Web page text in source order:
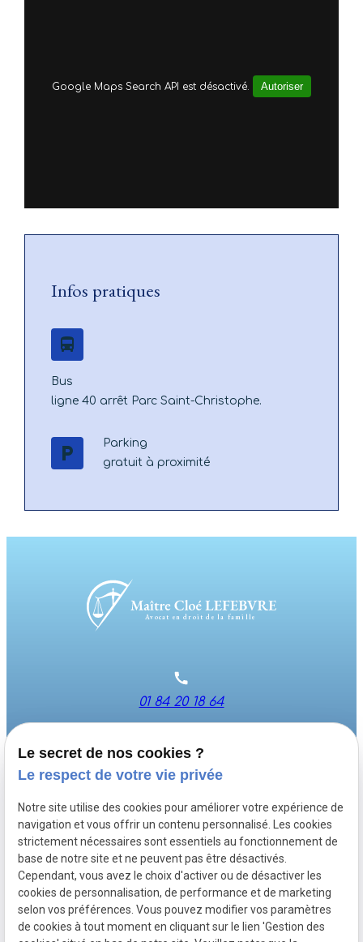
Google Maps Search API est désactivé. Autoriser
Infos pratiques
directions_bus
Bus
ligne 40 arrêt Parc Saint-Christophe.
local_parking
Parking
gratuit à proximité
Avocat en droit de la famille
01 84 20 18 64
19 Rue Carnot-95300 PONTOISE
Du lundi au vendredi de : 9h - 18h
SIRET :84514655400041
Mentions
Politique de
Plan du
Gestion
Le secret de nos cookies ?
Le respect de votre vie privée
Notre site utilise des cookies pour améliorer votre expérience de
navigation et vous offrir un contenu personnalisé. Les cookies
strictement nécessaires sont essentiels au fonctionnement de
base de notre site et ne peuvent pas être désactivés.
Cependant, vous avez le choix d'activer ou de désactiver les
cookies de personnalisation, de performance et de marketing
selon vos préférences. Vous pouvez modifier vos paramètres
de cookies à tout moment en cliquant sur le lien 'Gestion des